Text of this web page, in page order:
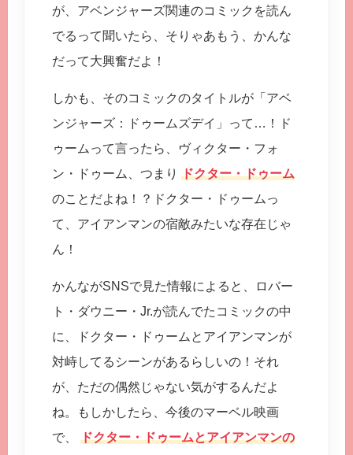
が、アベンジャーズ関連のコミックを読ん
でるって聞いたら、そりゃあもう、かんな
だって大興奮だよ！
しかも、そのコミックのタイトルが「アベ
ンジャーズ：ドゥームズデイ」って…！ド
ゥームって言ったら、ヴィクター・フォ
ン・ドゥーム、つまり ドクター・ドゥーム
のことだよね！？ドクター・ドゥームっ
て、アイアンマンの宿敵みたいな存在じゃ
ん！
かんながSNSで見た情報によると、ロバー
ト・ダウニー・Jr.が読んでたコミックの中
に、ドクター・ドゥームとアイアンマンが
対峙してるシーンがあるらしいの！それ
が、ただの偶然じゃない気がするんだよ
ね。もしかしたら、今後のマーベル映画
で、 ドクター・ドゥームとアイアンマンの